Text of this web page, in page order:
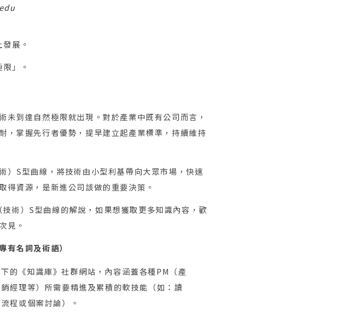
展。
」。
到達自然極限就出現。對於產業中既有公司而言，
，掌握先行者優勢，提早建立起產業標準，持續維持
）S型曲線，將技術由小型利基帶向大眾市場，快速
得資源，是新進公司該做的重要決策。
術）S型曲線的解說，如果想獲取更多知識內容，歡
見。
有名詞及術語）
的《知識庫》社群網站，內容涵蓋各種PM（產
經理等）所需要精進及累積的軟技能（如：讀
程或個案討論）。